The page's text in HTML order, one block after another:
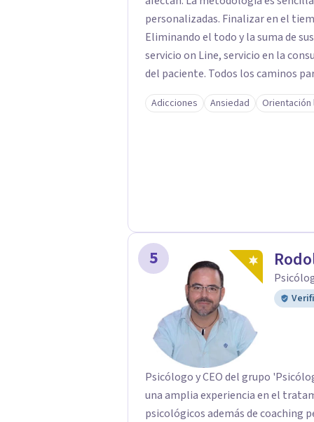
personalizadas. Finalizar en el
Eliminando el todo y la suma de sus partes. Para ello, la formula
servicio on Line, servicio en la
del paciente. Todos los caminos
tiempo posible el estado de
momento. Solo debes decidir y actuar para cambiar el ritmo de tu vida. Ese es el
datáfono. Por transferencia
Adicciones Ansiedad Orientación
5
Psicólogo y CEO del grupo
una amplia experiencia en el
psicológicos además de coaching personal. El abordaje